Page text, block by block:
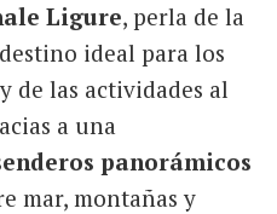
Ligure, perla de la
ideal para los
y de las actividades al
a una
panorámicos
mar, montañas y